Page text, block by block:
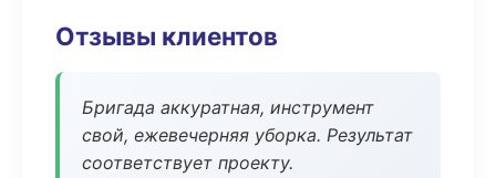
Отзывы клиентов
Бригада аккуратная, инструмент
свой, ежевечерняя уборка. Результат
соответствует проекту.